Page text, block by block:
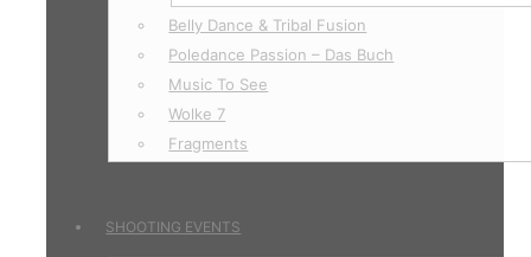
Belly Dance & Tribal Fusion
Poledance Passion – Das Buch
Music To See
Wolke 7
Fragments
SHOOTING EVENTS